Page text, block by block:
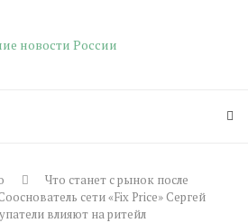
Что станет с рынок после
сети «Fix Price» Сергей
влияют на ритейл